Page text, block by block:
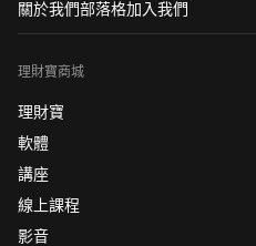
關於我們部落格加入我們
理財寶商城
理財寶
軟體
講座
線上課程
影音